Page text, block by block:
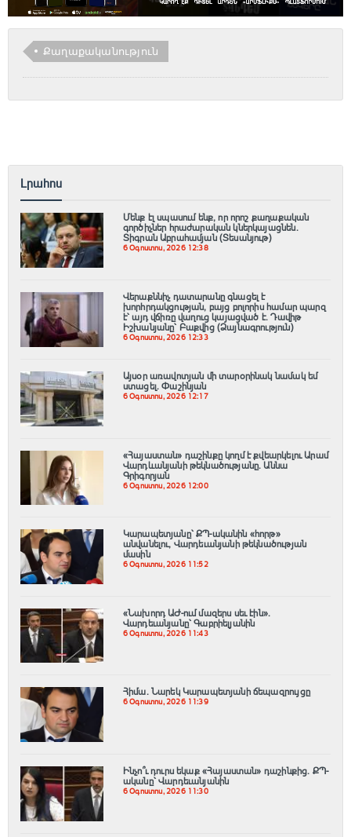
Քաղաքականություն
Լրահոս
Մենք էլ սպասում ենք, որ որոշ քաղաքական
գործիչներ հրաժարական կներկայացնեն.
Տիգրան Աբրահամյան (Տեսանյութ)
6 Օգոստոս, 2026 12:38
Վերաքննիչ դատարանը գնացել է
խորհրդակցության, բայց բոլորիս համար պարզ
է՝ այդ վճիռը վաղուց կայացված է. Դավիթ
Իշխանյանը՝ Բաքվից (Ձայնագրություն)
6 Օգոստոս, 2026 12:33
Այսօր առավոտյան մի տարօրինակ նամակ եմ
ստացել. Փաշինյան
6 Օգոստոս, 2026 12:17
«Հայաստան» դաշինքը կողմ է քվեարկելու Արամ
Վարդևանյանի թեկնածությանը․ Աննա
Գրիգորյան
6 Օգոստոս, 2026 12:00
Կարապետյանը՝ ՔՊ-ականին «հորթ»
անվանելու, Վարդեւանյանի թեկնածության
մասին
6 Օգոստոս, 2026 11:52
«Նախորդ ԱԺ-ում մազերս սեւ էին».
Վարդեւանյանը՝ Գաբրիելյանին
6 Օգոստոս, 2026 11:43
Հիմա. Նարեկ Կարապետյանի ճեպազրույցը
6 Օգոստոս, 2026 11:39
Ինչո՞ւ դուրս եկաք «Հայաստան» դաշինքից. ՔՊ-
ականը՝ Վարդեւանյանին
6 Օգոստոս, 2026 11:30